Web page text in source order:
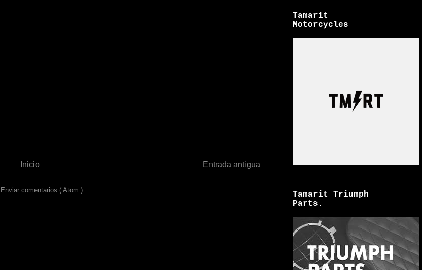
Entrada antigua
Inicio
Enviar comentarios ( Atom )
Tamarit
Motorcycles
Tamarit Triumph
Parts.